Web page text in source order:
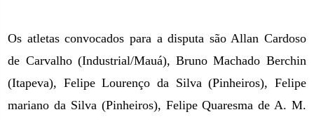
Os atletas convocados para a disputa são Allan Cardoso
de Carvalho (Industrial/Mauá), Bruno Machado Berchin
(Itapeva), Felipe Lourenço da Silva (Pinheiros), Felipe
mariano da Silva (Pinheiros), Felipe Quaresma de A. M.